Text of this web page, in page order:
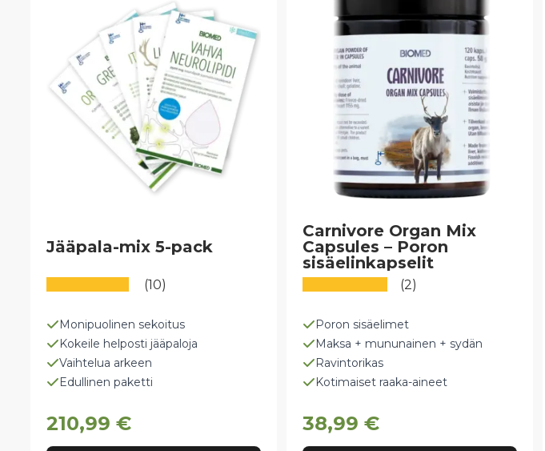
Monipuolinen sekoitus
Kokeile helposti jääpaloja
Vaihtelua arkeen
Edullinen paketti
210,99 €
Jääpala-mix 5-pack
(10)
Poron sisäelimet
Maksa + mununainen + sydän
Ravintorikas
Kotimaiset raaka-aineet
38,99 €
Carnivore Organ Mix
Capsules – Poron
sisäelinkapselit
(2)